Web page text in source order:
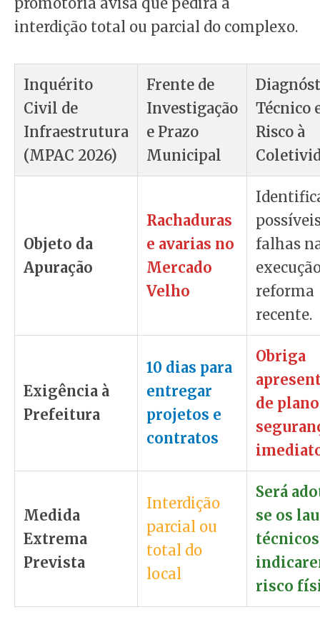
interdição total ou parcial do complexo.
Inquérito
Civil de
Infraestrutura
(MPAC 2026)
Frente de
Investigação
e Prazo
Municipal
Técnico
Risco à
Objeto da
Apuração
Rachaduras
e avarias no
Mercado
Velho
falhas
reforma
recente.
Exigência à
Prefeitura
10 dias para
entregar
projetos e
contratos
Obriga
de
Medida
Extrema
Prevista
Interdição
parcial ou
total do
local
Será
se os
técnicos
risco